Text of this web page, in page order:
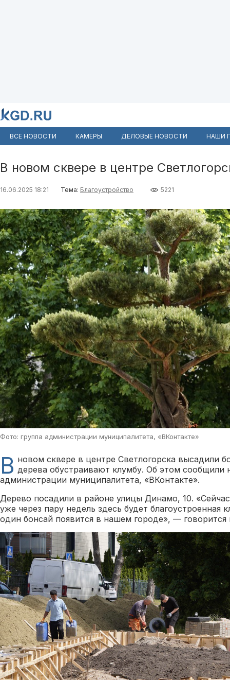
ВСЕ НОВОСТИ КАМЕРЫ ДЕЛОВЫЕ НОВОСТИ НАШИ
В новом сквере в центре
16.06.2025 18:21 Тема: Благоустройство 5221
Фото: группа администрации муниципалитета, «ВКонтакте»
В новом сквере в центре Светлогорска высадили
дерева обустраивают клумбу. Об этом сообщили
администрации муниципалитета, «ВКонтакте».
Дерево посадили в районе улицы Динамо, 10.
уже через пару недель здесь будет благоустроенная
один бонсай появится в нашем городе», — говорится